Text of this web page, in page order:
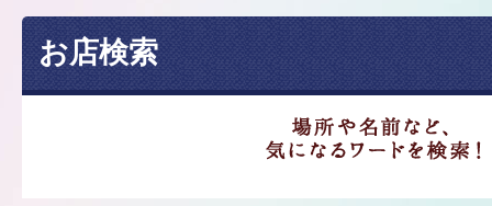
お店検索